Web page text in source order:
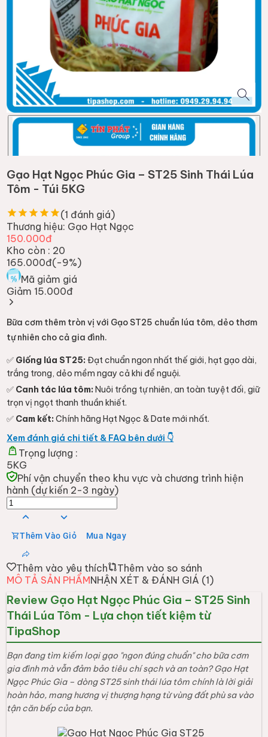
Gạo Hạt Ngọc Phúc Gia – ST25 Sinh Thái Lúa
Tôm - Túi 5KG
(1 đánh giá)
Thương hiệu: Gạo Hạt Ngọc
150.000đ
Kho còn : 20
165.000đ(-9%)
Mã giảm giá
Giảm 15.000đ
Bữa cơm thêm tròn vị với Gạo ST25 chuẩn lúa tôm, dẻo thơm
tự nhiên cho cả gia đình.
✅ Giống lúa ST25: Đạt chuẩn ngon nhất thế giới, hạt gạo dài,
trắng trong, dẻo mềm ngay cả khi để nguội.
✅ Canh tác lúa tôm: Nuôi trồng tự nhiên, an toàn tuyệt đối, giữ
trọn vị ngọt thanh thuần khiết.
✅ Cam kết: Chính hãng Hạt Ngọc & Date mới nhất.
Xem đánh giá chi tiết & FAQ bên dưới 👇
Trọng lượng :
5KG
Phí vận chuyển theo khu vực và chương trình hiện
hành (dự kiến 2-3 ngày)
Thêm Vào Giỏ Mua Ngay
Thêm vào yêu thích
Thêm vào so sánh
MÔ TẢ SẢN PHẨMNHẬN XÉT & ĐÁNH GIÁ (1)
Review Gạo Hạt Ngọc Phúc Gia – ST25 Sinh
Thái Lúa Tôm - Lựa chọn tiết kiệm từ
TipaShop
Bạn đang tìm kiếm loại gạo "ngon đúng chuẩn" cho bữa cơm
gia đình mà vẫn đảm bảo tiêu chí sạch và an toàn? Gạo Hạt
Ngọc Phúc Gia – dòng ST25 sinh thái lúa tôm chính là lời giải
hoàn hảo, mang hương vị thượng hạng từ vùng đất phù sa vào
tận căn bếp của bạn.